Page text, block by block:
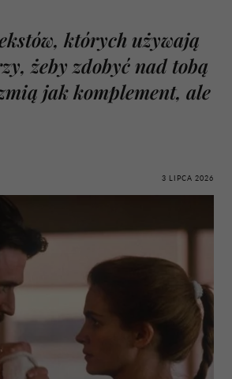
których używają
żeby zdobyć nad tobą
jak komplement, ale
3 LIPCA 2026